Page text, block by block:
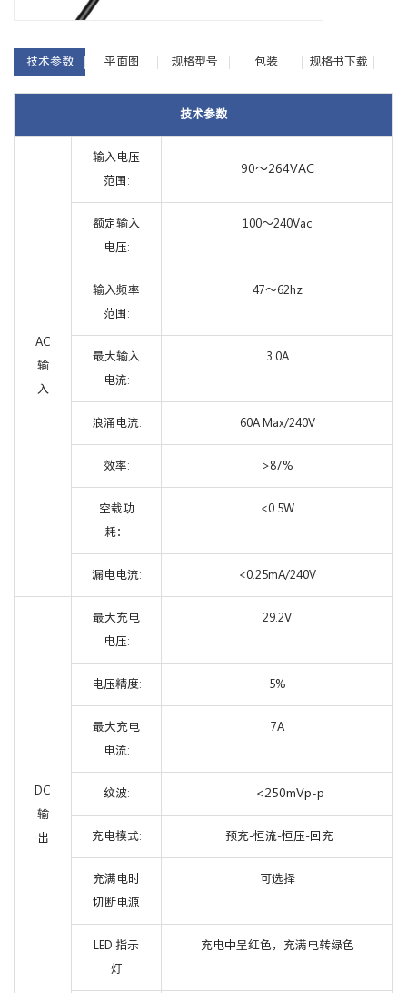
技术参数 平面图 规格型号 包装 规格书下载
技术参数
AC
输
入
输入电压
范围:
90～264VAC
额定输入
电压:
100～240Vac
输入频率
范围:
47～62hz
最大输入
电流:
3.0A
浪涌电流: 60A Max/240V
效率: >87%
空载功
耗：
<0.5W
漏电电流: <0.25mA/240V
DC
输
出
最大充电
电压:
29.2V
电压精度: 5%
最大充电
电流:
7A
纹波: <250mVp-p
充电模式: 预充-恒流-恒压-回充
充满电时
切断电源
可选择
LED 指示
灯
充电中呈红色，充满电转绿色